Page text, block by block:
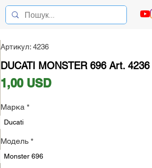
Артикул: 4236
DUCATI MONSTER 696 Art. 4236
1,00 USDЦіна
Марка *
Ducati
Модель *
Monster 696